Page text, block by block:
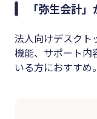
「弥生会計
法人向けデスクト
機能、サポート内
いる方におすすめ。